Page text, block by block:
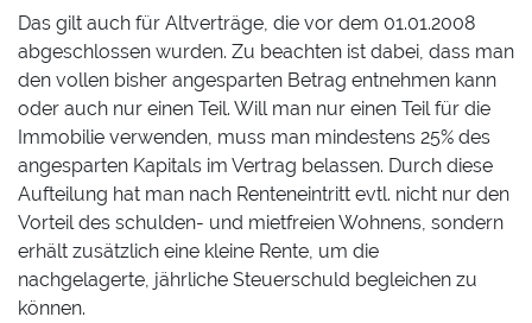
Das gilt auch für Altverträge, die vor dem 01.01.2008
abgeschlossen wurden. Zu beachten ist dabei, dass man
den vollen bisher angesparten Betrag entnehmen kann
oder auch nur einen Teil. Will man nur einen Teil für die
Immobilie verwenden, muss man mindestens 25% des
angesparten Kapitals im Vertrag belassen. Durch diese
Aufteilung hat man nach Renteneintritt evtl. nicht nur den
Vorteil des schulden- und mietfreien Wohnens, sondern
erhält zusätzlich eine kleine Rente, um die
nachgelagerte, jährliche Steuerschuld begleichen zu
können.